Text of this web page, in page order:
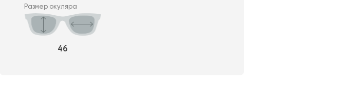
Размер окуляра
46